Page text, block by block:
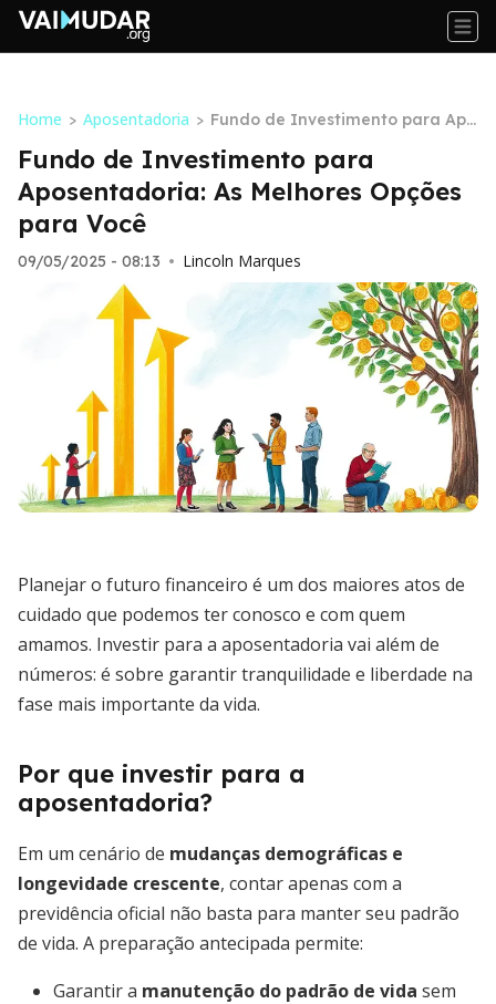
Home > Aposentadoria > Fundo de Investimento para Apo
sentadoria: As Melhores Opções
para Você
Fundo de Investimento para
Aposentadoria: As Melhores Opções
para Você
09/05/2025 - 08:13 • Lincoln Marques
Planejar o futuro financeiro é um dos maiores atos de
cuidado que podemos ter conosco e com quem
amamos. Investir para a aposentadoria vai além de
números: é sobre garantir tranquilidade e liberdade na
fase mais importante da vida.
Por que investir para a
aposentadoria?
Em um cenário de mudanças demográficas e
longevidade crescente, contar apenas com a
previdência oficial não basta para manter seu padrão
de vida. A preparação antecipada permite:
Garantir a manutenção do padrão de vida sem